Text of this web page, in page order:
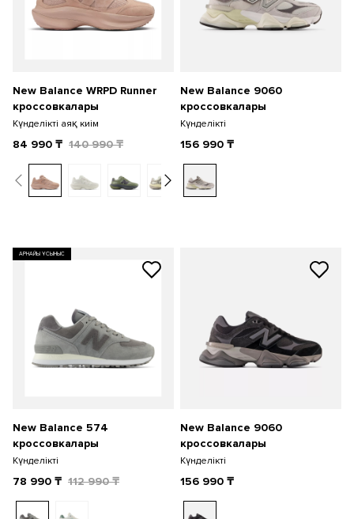
New Balance WRPD Runner
кроссовкалары
Күнделікті аяқ киім
84 990 ₸ 140 990₸
New Balance 9060
кроссовкалары
Күнделікті
156 990 ₸
АРНАЙЫ ҰСЫНЫС
New Balance 574
кроссовкалары
Күнделікті
78 990 ₸ 112 990₸
New Balance 9060
кроссовкалары
Күнделікті
156 990 ₸